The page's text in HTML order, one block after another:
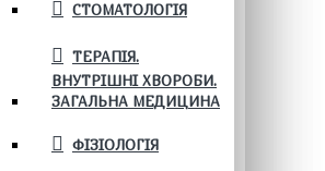
СТОМАТОЛОГІЯ
ТЕРАПІЯ.
ВНУТРІШНІ ХВОРОБИ.
ЗАГАЛЬНА МЕДИЦИНА
ФІЗІОЛОГІЯ